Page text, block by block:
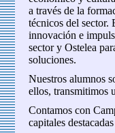
a través de la
técnicos del sector.
innovación e
sector y Ostelea
soluciones.
Nuestros alumnos
ellos, transmitimos
Contamos con
capitales